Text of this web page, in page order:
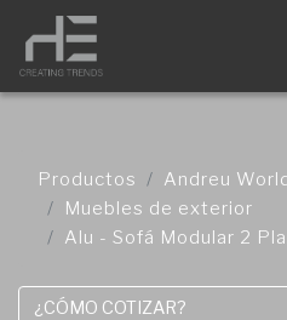
Productos Andreu
Muebles de exterior
Alu - Sofá Modular 2
¿CÓMO COTIZAR?